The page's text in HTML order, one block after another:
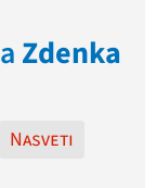
Zdenka
Nasveti